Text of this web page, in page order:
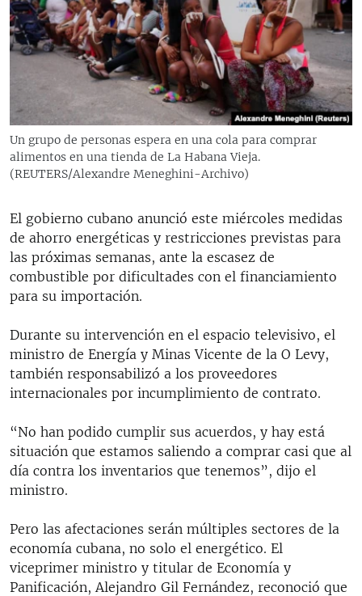
RADIO MARTÍ
ESPECIALES
ESPECIALES
LA REALIDAD DE LA VIVIENDA EN CUBA
KENTU-CUBANO
DESINFORMACIÓN RUSA EN AMÉRICA LATINA
LA INVASIÓN DE RUSIA A UCRANIA
SÍGUENOS
Un grupo de personas espera en una cola para comprar
alimentos en una tienda de La Habana Vieja.
(REUTERS/Alexandre Meneghini-Archivo)
El gobierno cubano anunció este miércoles medidas
de ahorro energéticas y restricciones previstas para
las próximas semanas, ante la escasez de
combustible por dificultades con el financiamiento
para su importación.
Durante su intervención en el espacio televisivo, el
ministro de Energía y Minas Vicente de la O Levy,
también responsabilizó a los proveedores
internacionales por incumplimiento de contrato.
“No han podido cumplir sus acuerdos, y hay está
situación que estamos saliendo a comprar casi que al
día contra los inventarios que tenemos”, dijo el
ministro.
Pero las afectaciones serán múltiples sectores de la
economía cubana, no solo el energético. El
viceprimer ministro y titular de Economía y
Panificación, Alejandro Gil Fernández, reconoció que